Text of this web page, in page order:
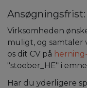
Ansøgningsfrist:
Virksomheden
muligt, og samtaler
os dit CV på
"stoeber_HE" i
Har du yderligere